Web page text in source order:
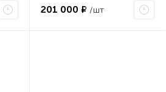
10 Set 504203
201 000 ₽ /шт